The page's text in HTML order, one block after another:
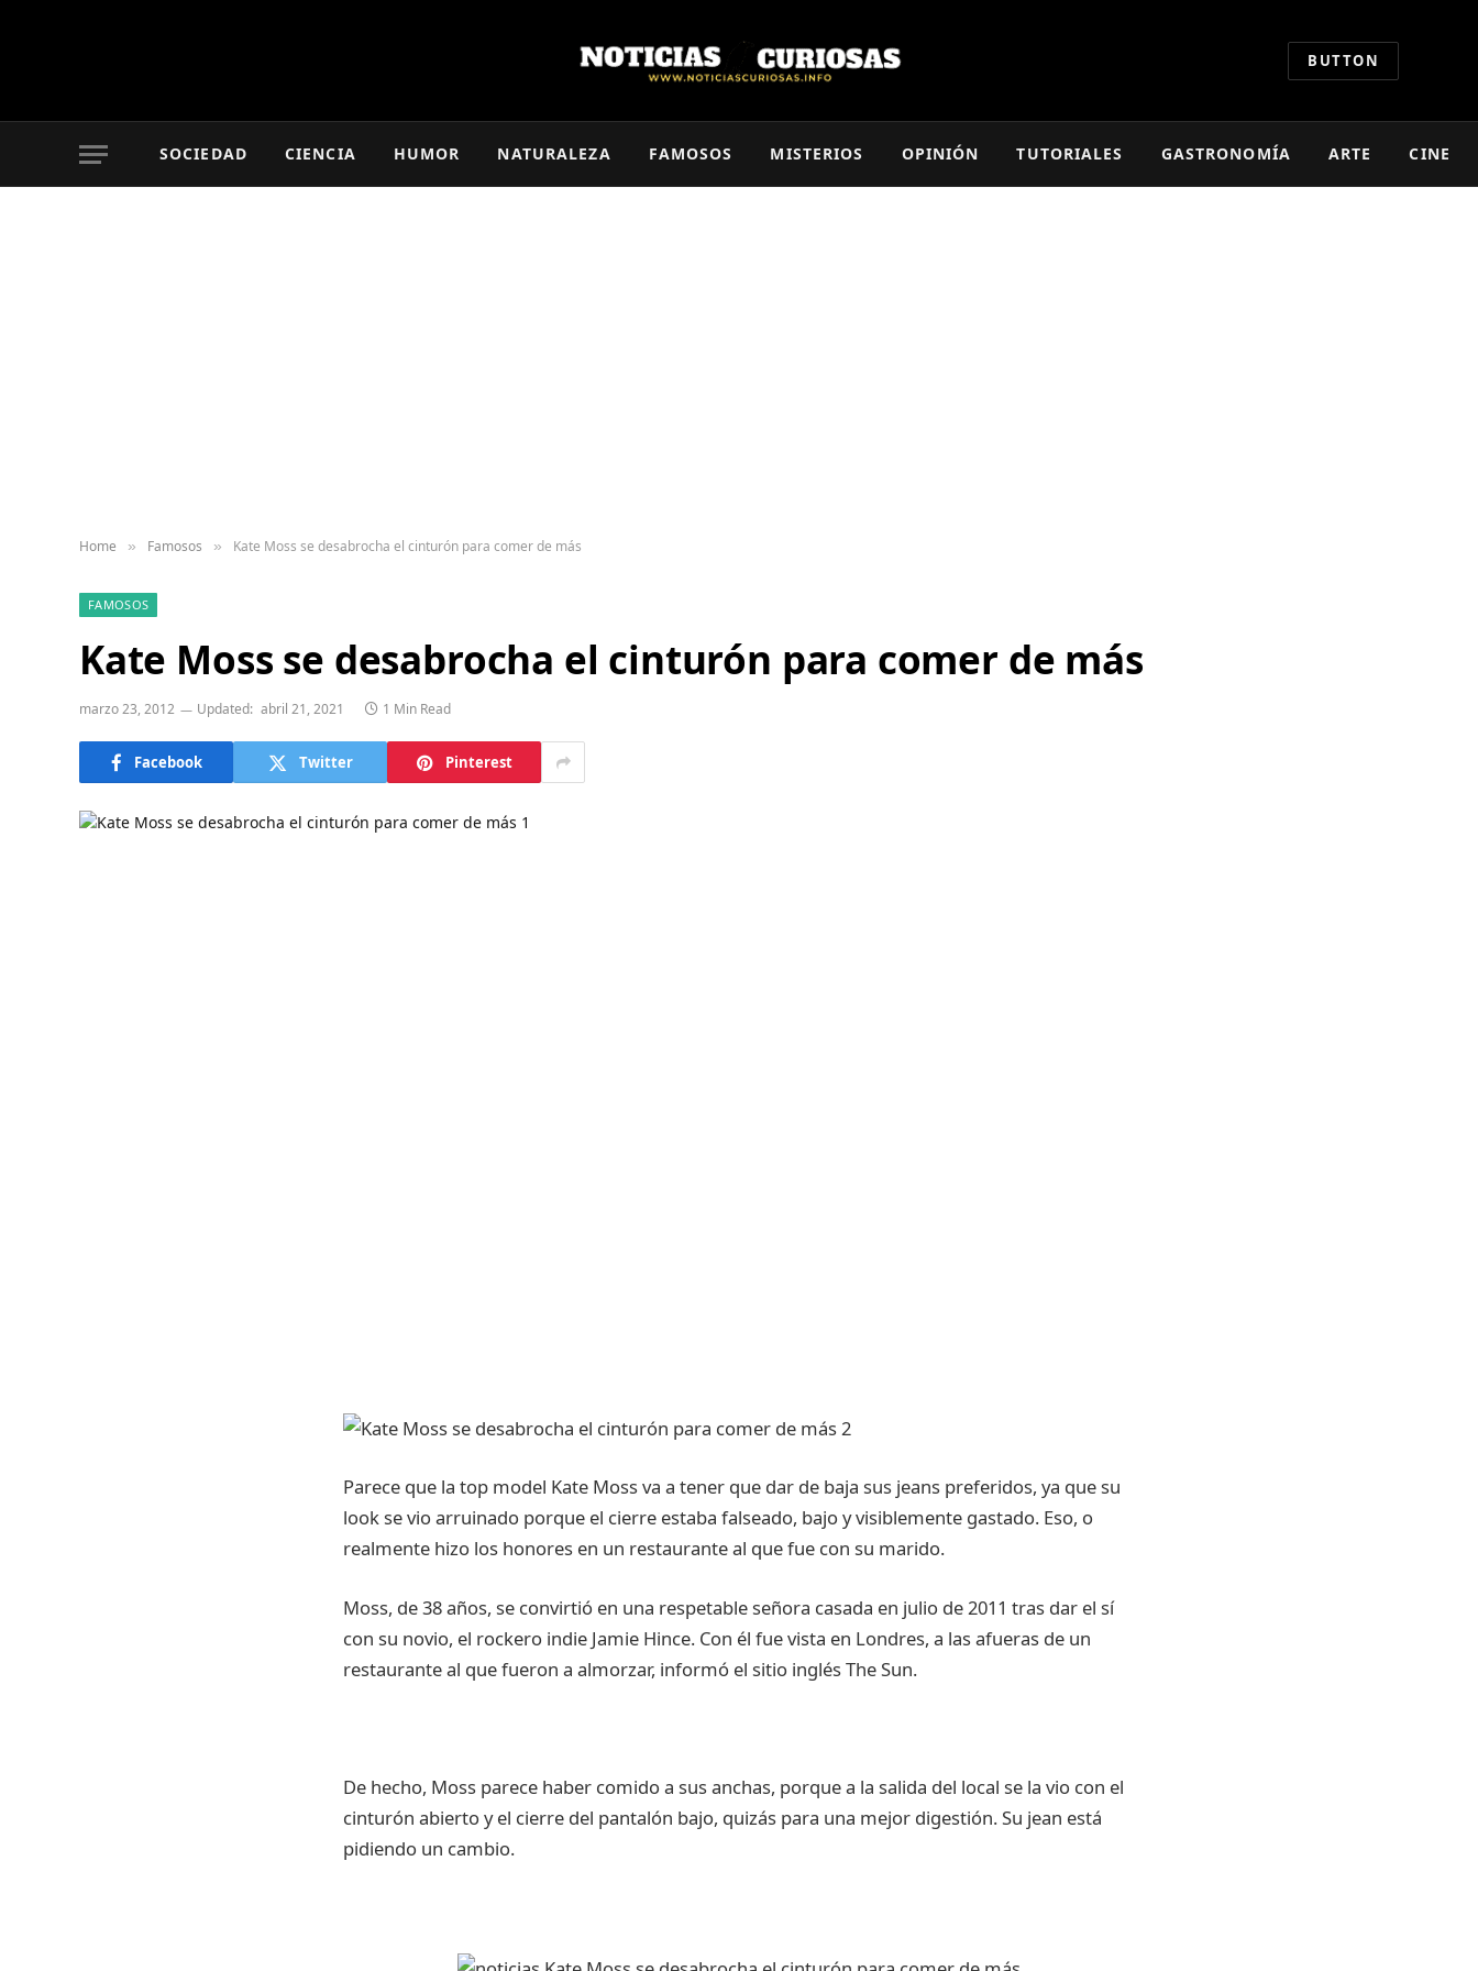
BUTTON
SOCIEDAD CIENCIA HUMOR NATURALEZA FAMOSOS MISTERIOS OPINIÓN TUTORIALES GASTRONOMÍA ARTE CINE
Home » Famosos » Kate Moss se desabrocha el cinturón para comer de más
FAMOSOS
Kate Moss se desabrocha el cinturón para comer de más
marzo 23, 2012 Updated: abril 21, 2021 1 Min Read
Facebook Twitter Pinterest
Parece que la top model Kate Moss va a tener que dar de baja sus jeans preferidos, ya que su
look se vio arruinado porque el cierre estaba falseado, bajo y visiblemente gastado. Eso, o
realmente hizo los honores en un restaurante al que fue con su marido.
Moss, de 38 años, se convirtió en una respetable señora casada en julio de 2011 tras dar el sí
con su novio, el rockero indie Jamie Hince. Con él fue vista en Londres, a las afueras de un
restaurante al que fueron a almorzar, informó el sitio inglés The Sun.
De hecho, Moss parece haber comido a sus anchas, porque a la salida del local se la vio con el
cinturón abierto y el cierre del pantalón bajo, quizás para una mejor digestión. Su jean está
pidiendo un cambio.